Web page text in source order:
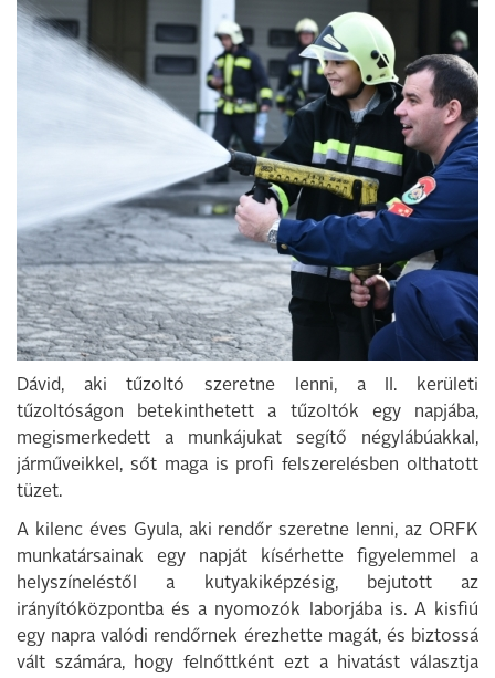
Dávid, aki tűzoltó szeretne lenni, a II. kerületi
tűzoltóságon betekinthetett a tűzoltók egy napjába,
megismerkedett a munkájukat segítő négylábúakkal,
járműveikkel, sőt maga is profi felszerelésben olthatott
tüzet.
A kilenc éves Gyula, aki rendőr szeretne lenni, az ORFK
munkatársainak egy napját kísérhette figyelemmel a
helyszíneléstől a kutyakiképzésig, bejutott az
irányítóközpontba és a nyomozók laborjába is. A kisfiú
egy napra valódi rendőrnek érezhette magát, és biztossá
vált számára, hogy felnőttként ezt a hivatást választja